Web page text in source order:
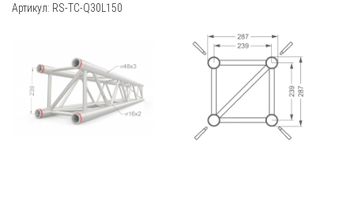
Артикул: RS-TC-Q30L150